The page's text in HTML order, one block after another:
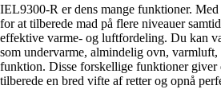
IEL9300-R er dens mange funktioner.
for at tilberede mad på flere niveauer
effektive varme- og luftfordeling. Du kan
som undervarme, almindelig ovn,
funktion. Disse forskellige funktioner giver
tilberede en bred vifte af retter og opnå